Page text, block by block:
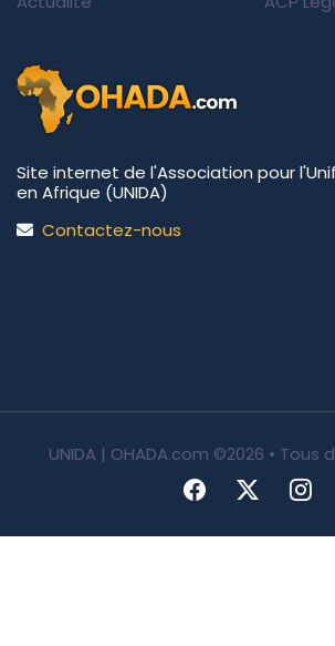
Site internet de l'Association pour
en Afrique (UNIDA)
Contactez-nous
UNIDA | OHADA.com ©2026 • Tous